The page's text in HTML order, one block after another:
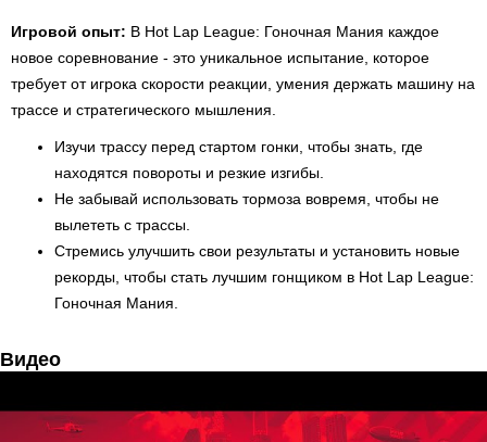
Игровой опыт: В Hot Lap League: Гоночная Мания каждое
новое соревнование - это уникальное испытание, которое
требует от игрока скорости реакции, умения держать машину на
трассе и стратегического мышления.
Изучи трассу перед стартом гонки, чтобы знать, где
находятся повороты и резкие изгибы.
Не забывай использовать тормоза вовремя, чтобы не
вылететь с трассы.
Стремись улучшить свои результаты и установить новые
рекорды, чтобы стать лучшим гонщиком в Hot Lap League:
Гоночная Мания.
Видео